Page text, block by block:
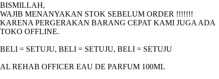
BISMILLAH,
WAJIB MENANYAKAN STOK SEBELUM ORDER !!!!!!!
KARENA PERGERAKAN BARANG CEPAT KAMI JUGA ADA
TOKO OFFLINE.
BELI = SETUJU, BELI = SETUJU, BELI = SETUJU
AL REHAB OFFICER EAU DE PARFUM 100ML